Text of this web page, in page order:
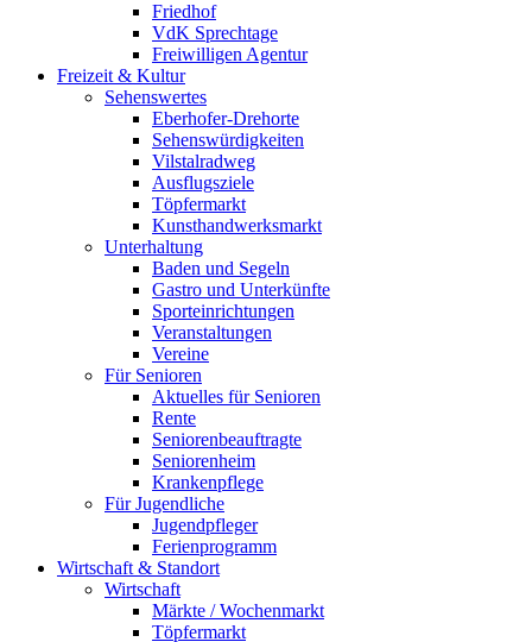
Friedhof
VdK Sprechtage
Freiwilligen Agentur
Freizeit & Kultur
Sehenswertes
Eberhofer-Drehorte
Sehenswürdigkeiten
Vilstalradweg
Ausflugsziele
Töpfermarkt
Kunsthandwerksmarkt
Unterhaltung
Baden und Segeln
Gastro und Unterkünfte
Sporteinrichtungen
Veranstaltungen
Vereine
Für Senioren
Aktuelles für Senioren
Rente
Seniorenbeauftragte
Seniorenheim
Krankenpflege
Für Jugendliche
Jugendpfleger
Ferienprogramm
Wirtschaft & Standort
Wirtschaft
Märkte / Wochenmarkt
Töpfermarkt